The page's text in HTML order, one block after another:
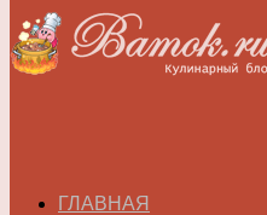
ГЛАВНАЯ